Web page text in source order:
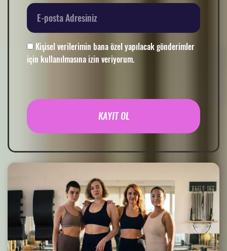
Kişisel verilerimin bana özel yapılacak gönderimler
için kullanılmasına izin veriyorum.
KAYIT OL